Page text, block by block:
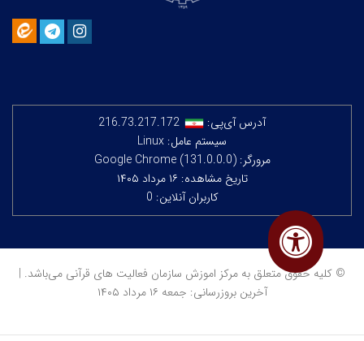
آدرس آی‌پی:
216.73.217.172
سیستم عامل: Linux
مرورگر: Google Chrome (131.0.0.0)
تاریخ مشاهده: ۱۶ مرداد ۱۴۰۵
کاربران آنلاین: 0
© کلیه حقوق متعلق به مرکز اموزش سازمان فعالیت های قرآنی می‌باشد. |
آخرین بروزرسانی: جمعه ۱۶ مرداد ۱۴۰۵